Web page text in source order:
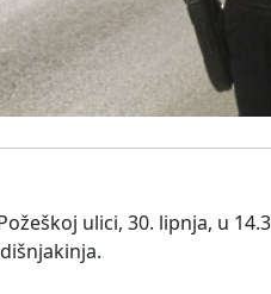
ulici, 30. lipnja, u